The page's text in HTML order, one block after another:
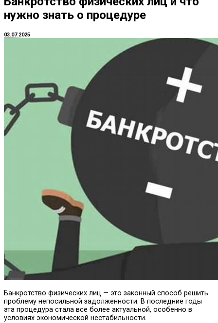
нужно знать о процедуре
03.07.2025
Банкротство физических лиц — это законный способ решить
проблему непосильной задолженности. В последние годы
эта процедура стала все более актуальной, особенно в
условиях экономической нестабильности.